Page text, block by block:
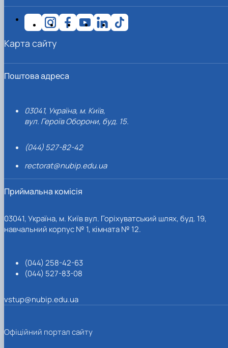
Поштова адреса
03041, Україна, м. Київ,
вул. Героїв Оборони, буд. 15.
(044) 527-82-42
rectorat@nubip.edu.ua
Приймальна комісія
03041, Україна, м. Київ вул. Горіхуватський шлях, буд. 19,
навчальний корпус № 1, кімната № 12.
(044) 258-42-63
(044) 527-83-08
vstup@nubip.edu.ua
Карта сайту
Офіційний портал сайту